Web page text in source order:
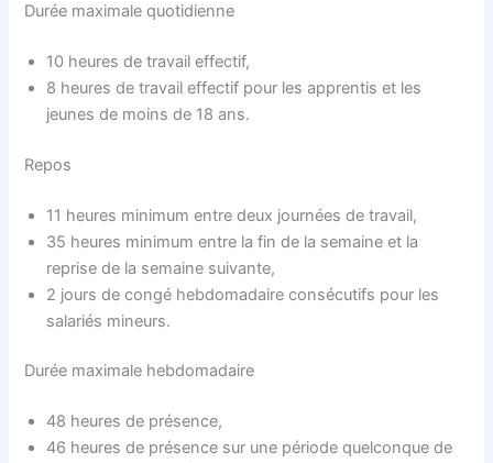
Durée maximale quotidienne
10 heures de travail effectif,
8 heures de travail effectif pour les apprentis et les
jeunes de moins de 18 ans.
Repos
11 heures minimum entre deux journées de travail,
35 heures minimum entre la fin de la semaine et la
reprise de la semaine suivante,
2 jours de congé hebdomadaire consécutifs pour les
salariés mineurs.
Durée maximale hebdomadaire
48 heures de présence,
46 heures de présence sur une période quelconque de